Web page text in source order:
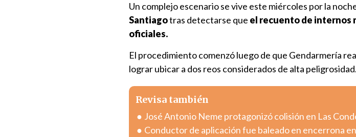
Un complejo escenario se vive este miércoles por la
Santiagotras detectarse que el recuento de internos
oficiales.
El procedimiento comenzó luego de que Gendarmería
lograr ubicar a dos reos considerados de alta peligrosidad.
Revisa también
José Antonio Neme protagonizó colisión en Las
Conductor de aplicación fue baleado en encerrona